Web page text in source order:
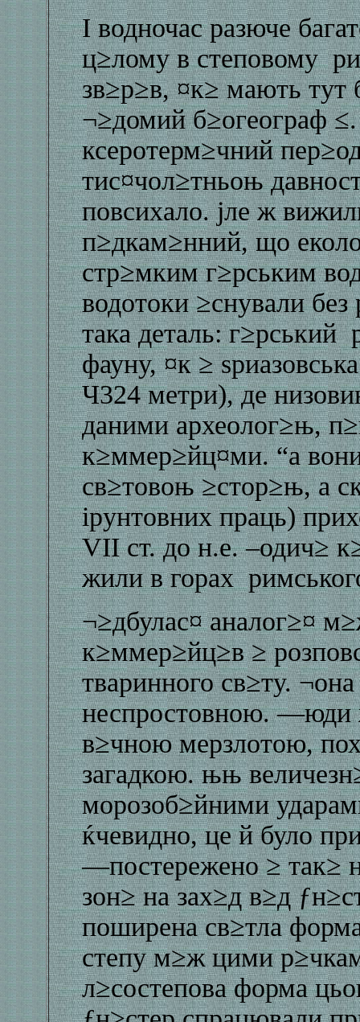
I водночас разюче
ц≥лому в степовому
зв≥р≥в, ¤к≥ мають тут
¬≥домий б≥огеограф ≤.
ксеротерм≥чний
тис¤чол≥тньоњ
повсихало. јле ж
п≥дкам≥нний, що
стр≥мким г≥рським
водотоки ≥снували без
така деталь: г≥рський
фауну, ¤к ≥
Ч324 метри), де
даними археолог≥њ,
к≥ммер≥йц¤ми. “а
св≥товоњ ≥стор≥њ, а
ірунтовних праць)
VII ст. до н.е. –одич≥
жили в горах
¬≥дбулас¤ аналог≥¤
к≥ммер≥йц≥в ≥
тваринного св≥ту.
неспростовною. —юди
в≥чною мерзлотою,
загадкою. њњ
морозоб≥йними
ќчевидно, це й було
—постережено ≥ так≥
зон≥ на зах≥д в≥д
поширена св≥тла
степу м≥ж цими
л≥состепова форма